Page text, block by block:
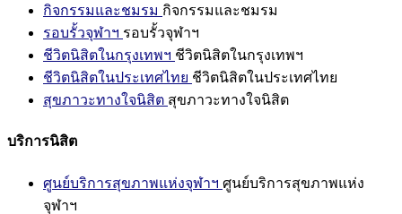
กิจกรรมและชมรม กิจกรรมและชมรม
รอบรั้วจุฬาฯ รอบรั้วจุฬาฯ
ชีวิตนิสิตในกรุงเทพฯ ชีวิตนิสิตในกรุงเทพฯ
ชีวิตนิสิตในประเทศไทย ชีวิตนิสิตในประเทศไทย
สุขภาวะทางใจนิสิต สุขภาวะทางใจนิสิต
บริการนิสิต
ศูนย์บริการสุขภาพแห่งจุฬาฯ ศูนย์บริการสุขภาพแห่ง
จุฬาฯ